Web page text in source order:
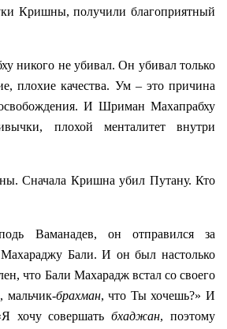
Кришны, получили благоприятный
никого не убивал. Он убивал только
плохие качества. Ум – это причина
И Шриман Махапрабху
плохой менталитет внутри
Сначала Кришна убил Путану. Кто
Ваманадев, он отправился за
Бали. И он был настолько
что Бали Махарадж встал со своего
мальчик-брахман, что Ты хочешь?» И
хочу совершатьбхаджан, поэтому